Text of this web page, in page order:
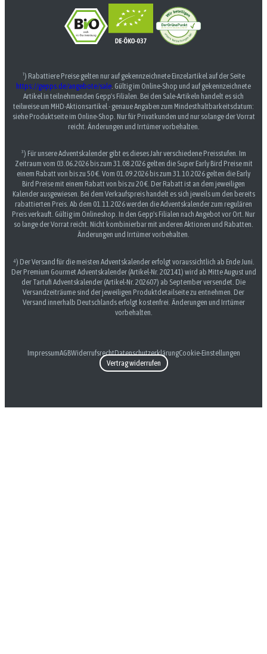
¹) Rabattiere Preise gelten nur auf gekennzeichnete Einzelartikel auf der Seite
https://gepps.de/angebote/sale. Gültig im Online-Shop und auf gekennzeichnete
Artikel in teilnehmenden Gepp's Filialen. Bei den Sale-Artikeln handelt es sich
teilweise um MHD-Aktionsartikel - genaue Angaben zum Mindesthaltbarkeitsdatum:
siehe Produktseite im Online-Shop. Nur für Privatkunden und nur solange der Vorrat
reicht. Änderungen und Irrtümer vorbehalten.
³) Für unsere Adventskalender gibt es dieses Jahr verschiedene Preisstufen. Im
Zeitraum vom 03.06.2026 bis zum 31.08.2026 gelten die Super Early Bird Preise mit
einem Rabatt von bis zu 50 €. Vom 01.09.2026 bis zum 31.10.2026 gelten die Early
Bird Preise mit einem Rabatt von bis zu 20 €. Der Rabatt ist an dem jeweiligen
Kalender ausgewiesen. Bei dem Verkaufspreis handelt es sich jeweils um den bereits
rabattierten Preis. Ab dem 01.11.2026 werden die Adventskalender zum regulären
Preis verkauft. Gültig im Onlineshop. In den Gepp's Filialen nach Angebot vor Ort. Nur
so lange der Vorrat reicht. Nicht kombinierbar mit anderen Aktionen und Rabatten.
Änderungen und Irrtümer vorbehalten.
⁴) Der Versand für die meisten Adventskalender erfolgt voraussichtlich ab Ende Juni.
Der Premium Gourmet Adventskalender (Artikel-Nr. 202141) wird ab Mitte August und
der Tartufi Adventskalender (Artikel-Nr. 202607) ab September versendet. Die
Versandzeiträume sind der jeweiligen Produktdetailseite zu entnehmen. Der
Versand innerhalb Deutschlands erfolgt kostenfrei. Änderungen und Irrtümer
vorbehalten.
ImpressumAGBWiderrufsrechtDatenschutzerklärungCookie-Einstellungen
Vertrag widerrufen